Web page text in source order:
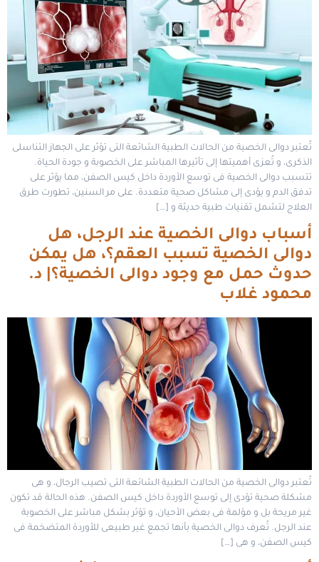
تُعتبر دوالى الخصية من الحالات الطبية الشائعة التى تؤثر على الجهاز التناسلى
الذكرى، و تُعزى أهميتها إلى تأثيرها المباشر على الخصوبة و جودة الحياة.
تتسبب دوالى الخصية فى توسع الأوردة داخل كيس الصفن، مما يؤثر على
تدفق الدم و يؤدى إلى مشاكل صحية متعددة. على مر السنين، تطورت طرق
العلاج لتشمل تقنيات طبية حديثة و […]
أسباب دوالى الخصية عند الرجل، هل
دوالى الخصية تسبب العقم؟، هل يمكن
حدوث حمل مع وجود دوالى الخصية؟| د.
محمود غلاب
تُعتبر دوالى الخصية من الحالات الطبية الشائعة التى تصيب الرجال، و هى
مشكلة صحية تؤدى إلى توسع الأوردة داخل كيس الصفن. هذه الحالة قد تكون
غير مريحة بل و مؤلمة فى بعض الأحيان، و تؤثر بشكل مباشر على الخصوبة
عند الرجل. تُعرف دوالى الخصية بأنها تجمع غير طبيعى للأوردة المتضخمة فى
كيس الصفن، و هى […]